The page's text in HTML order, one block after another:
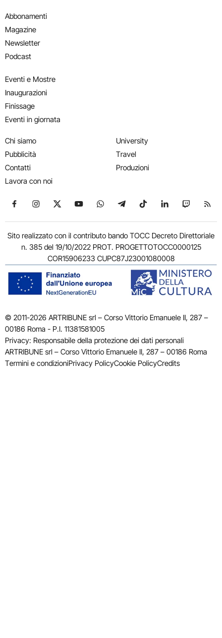
Abbonamenti
Magazine
Newsletter
Podcast
Eventi e Mostre
Inaugurazioni
Finissage
Eventi in giornata
Chi siamo
Pubblicità
Contatti
Lavora con noi
University
Travel
Produzioni
Seguici su Facebook
Seguici su Instagram
Seguici su X
Seguici su YouTube
Seguici su WhatsApp
Seguici su Telegram
Seguici su TikTok
Seguici su
Seguici
Sito realizzato con il contributo bando TOCC Decreto Direttoriale
n. 385 del 19/10/2022 PROT. PROGETTOTOCC0000125
COR15906233 CUPC87J23001080008
© 2011-2026 ARTRIBUNE srl – Corso Vittorio Emanuele II, 287 –
00186 Roma - P.I. 11381581005
Privacy: Responsabile della protezione dei dati personali
ARTRIBUNE srl – Corso Vittorio Emanuele II, 287 – 00186 Roma
Termini e condizioniPrivacy PolicyCookie PolicyCredits